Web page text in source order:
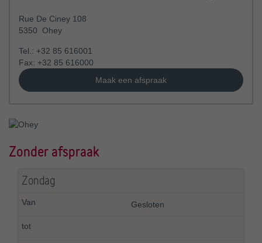
Rue De Ciney 108
5350
Ohey
Tel.: +32 85 616001
Fax: +32 85 616000
Maak een afspraak
Zonder afspraak
Zondag
Gesloten